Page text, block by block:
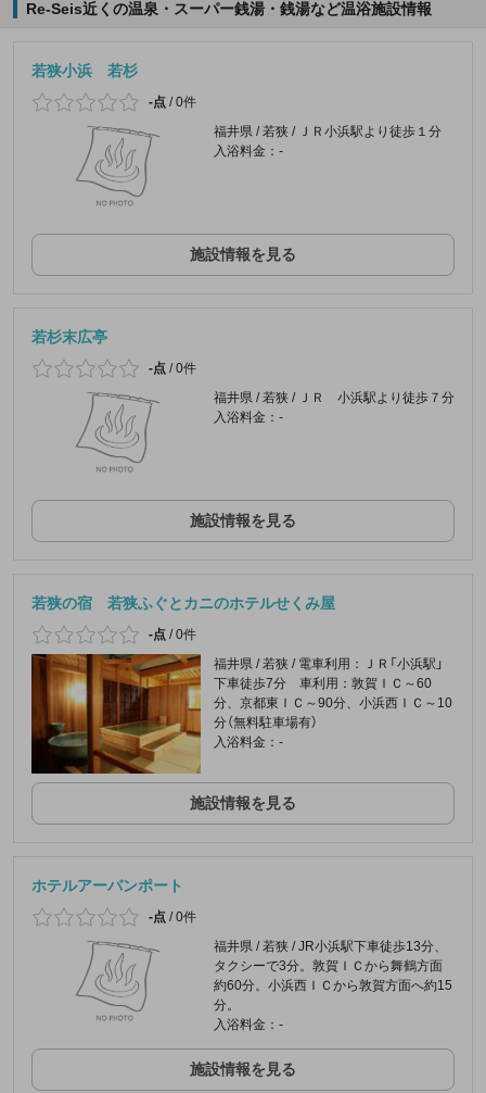
Re-Seis近くの温泉・スーパー銭湯・銭湯など温浴施設情報
若狭小浜 若杉
-点 /0件
福井県 / 若狭 / ＪＲ小浜駅より徒歩１分
入浴料金：-
施設情報を見る
若杉末広亭
-点 /0件
福井県 / 若狭 / ＪＲ 小浜駅より徒歩７分
入浴料金：-
施設情報を見る
若狭の宿 若狭ふぐとカニのホテルせくみ屋
-点 /0件
福井県 / 若狭 / 電車利用：ＪＲ「小浜駅」
下車徒歩7分 車利用：敦賀ＩＣ～60
分、京都東ＩＣ～90分、小浜西ＩＣ～10
分（無料駐車場有）
入浴料金：-
施設情報を見る
ホテルアーバンポート
-点 /0件
福井県 / 若狭 / JR小浜駅下車徒歩13分、
タクシーで3分。敦賀ＩＣから舞鶴方面
約60分。小浜西ＩＣから敦賀方面へ約15
分。
入浴料金：-
施設情報を見る